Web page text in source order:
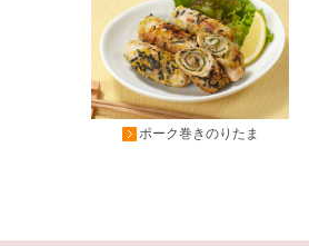
ポーク巻きのりたま